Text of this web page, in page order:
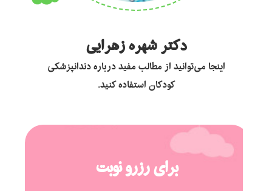
دکتر شهره زهرایی
اینجا می‌توانید از مطالب مفید درباره دندانپزشکی
کودکان استفاده کنید.
برای رزرو نوبت